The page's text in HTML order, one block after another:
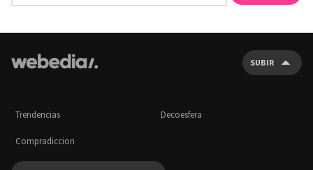
SUBIR
Trendencias Decoesfera
Compradiccion